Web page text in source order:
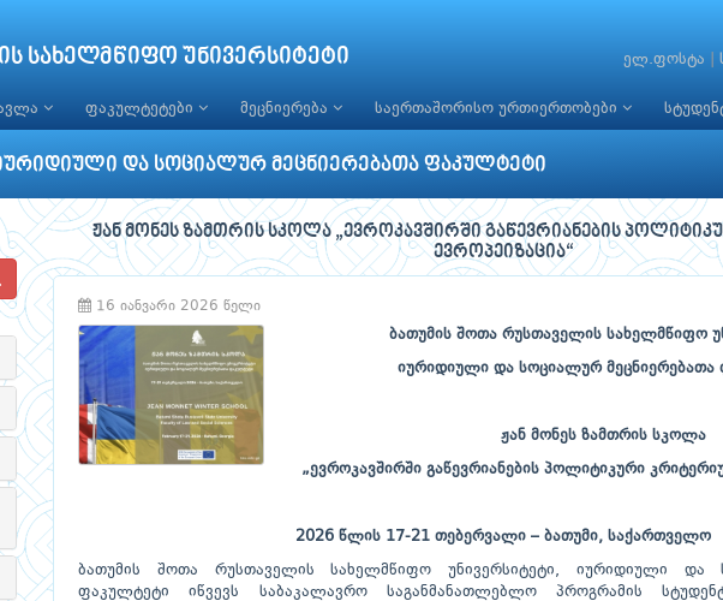
სახელმწიფო უნივერსიტეტი ელ.ფოსტა
ფაკულტეტები მეცნიერება საერთაშორისო ურთიერთობები
და სოციალურ მეცნიერებათა ფაკულტეტი
ჟან მონეს ზამთრის სკოლა „ევროკავშირში გაწევრიანების
ევროპეიზაცია“
16 იანვარი 2026 წელი
ბათუმის შოთა რუსთაველის სახელმწიფო
იურიდიული და სოციალურ მეცნიერებათა
ჟან მონეს ზამთრის სკოლა
„ევროკავშირში გაწევრიანების პოლიტიკური
2026 წლის 17-21 თებერვალი – ბათუმი, საქართველო
ბათუმის შოთა რუსთაველის სახელმწიფო უნივერსიტეტი, იურიდიული და
ფაკულტეტი იწვევს საბაკალავრო საგანმანათლებლო პროგრამის